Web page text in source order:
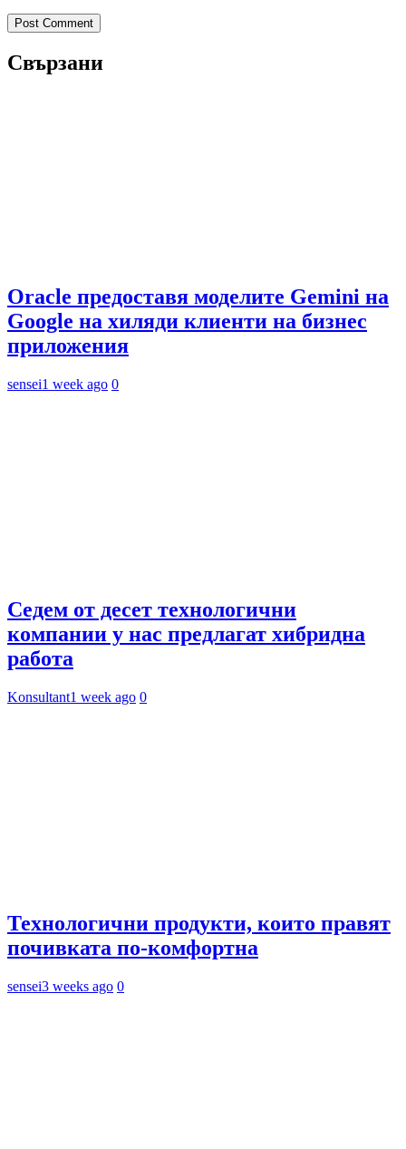
Свързани
Oracle предоставя моделите Gemini на
Google на хиляди клиенти на бизнес
приложения
sensei1 week ago 0
Седем от десет технологични
компании у нас предлагат хибридна
работа
Konsultant1 week ago 0
Технологични продукти, които правят
почивката по-комфортна
sensei3 weeks ago 0